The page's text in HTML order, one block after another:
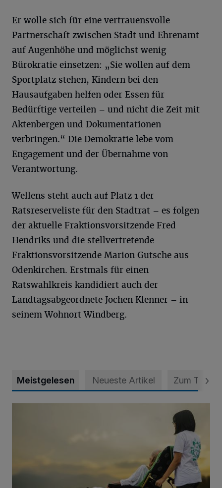
Er wolle sich für eine vertrauensvolle
Partnerschaft zwischen Stadt und Ehrenamt
auf Augenhöhe und möglichst wenig
Bürokratie einsetzen: „Sie wollen auf dem
Sportplatz stehen, Kindern bei den
Hausaufgaben helfen oder Essen für
Bedürftige verteilen – und nicht die Zeit mit
Aktenbergen und Dokumentationen
verbringen.“ Die Demokratie lebe vom
Engagement und der Übernahme von
Verantwortung.
Wellens steht auch auf Platz 1 der
Ratsreserveliste für den Stadtrat – es folgen
der aktuelle Fraktionsvorsitzende Fred
Hendriks und die stellvertretende
Fraktionsvorsitzende Marion Gutsche aus
Odenkirchen. Erstmals für einen
Ratswahlkreis kandidiert auch der
Landtagsabgeordnete Jochen Klenner – in
seinem Wohnort Windberg.
Meistgelesen Neueste Artikel Zum Thema